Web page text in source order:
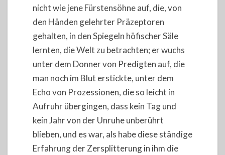
nicht wie jene Fürstensöhne auf, die, von
den Händen gelehrter Präzeptoren
gehalten, in den Spiegeln höfischer Säle
lernten, die Welt zu betrachten; er wuchs
unter dem Donner von Predigten auf, die
man noch im Blut erstickte, unter dem
Echo von Prozessionen, die so leicht in
Aufruhr übergingen, dass kein Tag und
kein Jahr von der Unruhe unberührt
blieben, und es war, als habe diese ständige
Erfahrung der Zersplitterung in ihm die